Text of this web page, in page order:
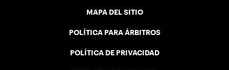
MAPA DEL SITIO
POLÍTICA PARA ÁRBITROS
POLÍTICA DE PRIVACIDAD